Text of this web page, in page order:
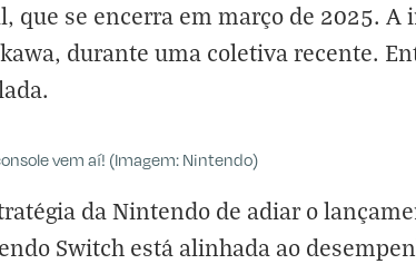
que se encerra em março de 2025.
durante uma coletiva recente.
vem aí! (Imagem: Nintendo)
da Nintendo de adiar o
Switch está alinhada ao